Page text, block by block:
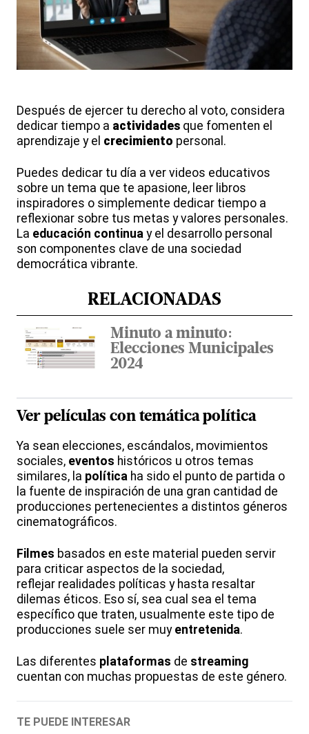
Después de ejercer tu derecho al voto, considera
dedicar tiempo a actividades que fomenten el
aprendizaje y el crecimiento personal.
Puedes dedicar tu día a ver videos educativos
sobre un tema que te apasione, leer libros
inspiradores o simplemente dedicar tiempo a
reflexionar sobre tus metas y valores personales.
La educación continua y el desarrollo personal
son componentes clave de una sociedad
democrática vibrante.
RELACIONADAS
Minuto a minuto:
Elecciones Municipales
2024
Ver películas con temáticapolítica
Ya sean elecciones, escándalos, movimientos
sociales, eventos históricos u otros temas
similares, la política ha sido el punto de partida o
la fuente de inspiración de una gran cantidad de
producciones pertenecientes a distintos géneros
cinematográficos.
Filmes basados en este material pueden servir
para criticar aspectos de la sociedad,
reflejar realidades políticas y hasta resaltar
dilemas éticos. Eso sí, sea cual sea el tema
específico que traten, usualmente este tipo de
producciones suele ser muy entretenida.
Las diferentes plataformas de streaming
cuentan con muchas propuestas de este género.
TE PUEDE INTERESAR